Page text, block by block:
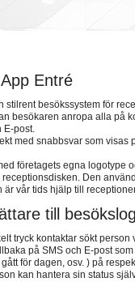
Entré
stilrent besökssystem för
besökaren anropa alla på
E-post.
med snabbsvar som visas
företagets egna logotype
Den
är vår tids hjälp till
till
tryck kontaktar sökt person
på SMS och E-post
för dagen, osv. ) på
kan hantera sin status